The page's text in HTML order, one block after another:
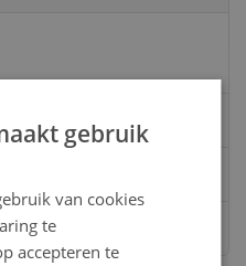
gebruik
van cookies
te
accepteren te